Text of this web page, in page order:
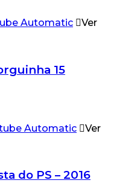
Ver
15
Ver
do PS – 2016